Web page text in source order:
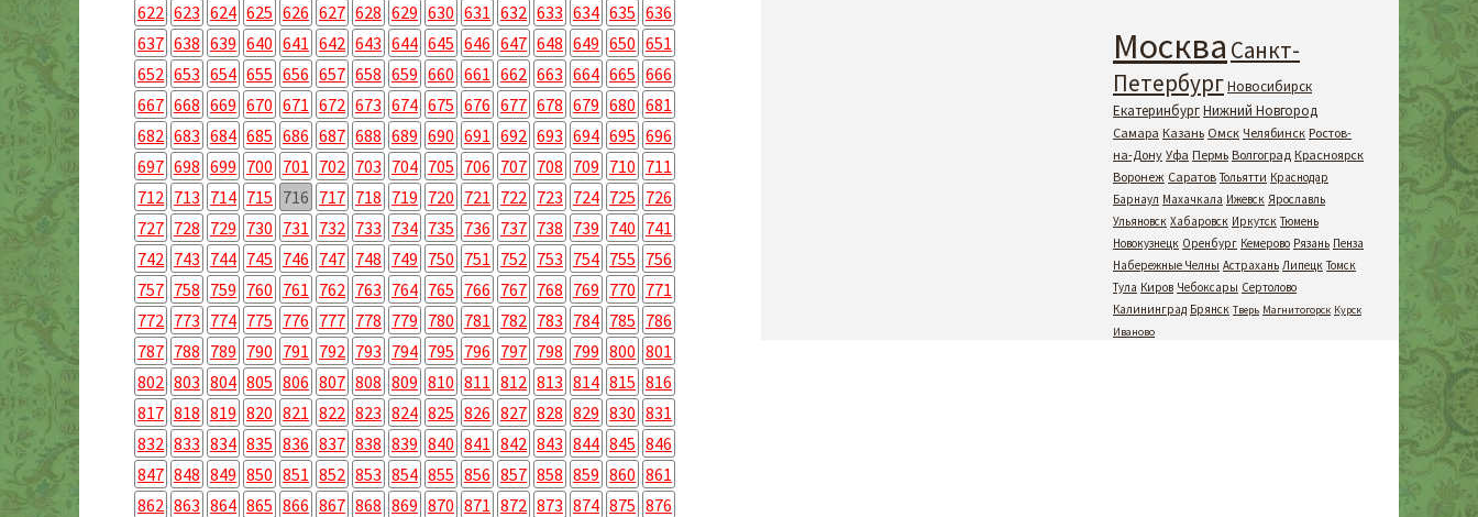
622 623 624 625 626 627 628 629 630 631 632 633 634 635 636
637 638 639 640 641 642 643 644 645 646 647 648 649 650 651
652 653 654 655 656 657 658 659 660 661 662 663 664 665 666
667 668 669 670 671 672 673 674 675 676 677 678 679 680 681
682 683 684 685 686 687 688 689 690 691 692 693 694 695 696
697 698 699 700 701 702 703 704 705 706 707 708 709 710 711
712 713 714 715 716 717 718 719 720 721 722 723 724 725 726
727 728 729 730 731 732 733 734 735 736 737 738 739 740 741
742 743 744 745 746 747 748 749 750 751 752 753 754 755 756
757 758 759 760 761 762 763 764 765 766 767 768 769 770 771
772 773 774 775 776 777 778 779 780 781 782 783 784 785 786
787 788 789 790 791 792 793 794 795 796 797 798 799 800 801
802 803 804 805 806 807 808 809 810 811 812 813 814 815 816
817 818 819 820 821 822 823 824 825 826 827 828 829 830 831
832 833 834 835 836 837 838 839 840 841 842 843 844 845 846
847 848 849 850 851 852 853 854 855 856 857 858 859 860 861
862 863 864 865 866 867 868 869 870 871 872 873 874 875 876
Москва Санкт-
ПетербургНовосибирск
ЕкатеринбургНижний Новгород
Самара Казань Омск Челябинск Ростов-
на-Дону Уфа Пермь Волгоград Красноярск
Воронеж Саратов Тольятти Краснодар
Барнаул Махачкала Ижевск Ярославль
Ульяновск Хабаровск Иркутск Тюмень
Новокузнецк Оренбург Кемерово Рязань Пенза
Набережные Челны Астрахань Липецк Томск
Тула Киров Чебоксары Сертолово
Калининград Брянск Тверь Магнитогорск Курск
Иваново